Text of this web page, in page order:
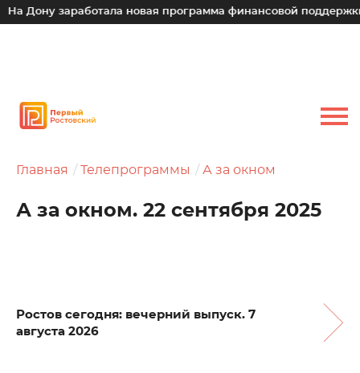
заработала новая программа финансовой поддержки для
Главная Телепрограммы А за окном
А за окном. 22 сентября 2025
Ростов сегодня: вечерний выпуск. 7
августа 2026